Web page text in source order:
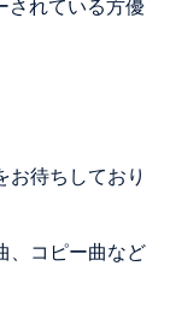
されている方優
お待ちしており
、コピー曲など